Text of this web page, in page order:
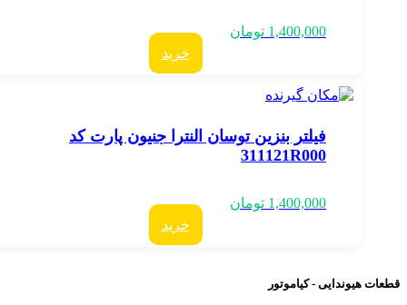
1,400,000 تومان
خرید
فیلتر بنزین توسان النترا جنیون پارت کد
311121R000
1,400,000 تومان
خرید
هیوندایی - کیاموتور